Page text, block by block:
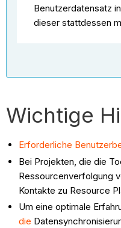
Benutzerdatensatz
dieser stattdessen
Wichtige
Erforderliche
Bei Projekten, die die
Ressourcenverfolgung
Kontakte zu Resource
Um eine optimale
die